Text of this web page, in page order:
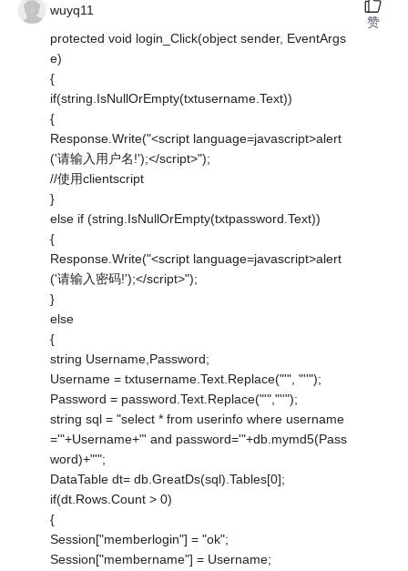
wuyq11
protected void login_Click(object sender, EventArgs
e)
{
if(string.IsNullOrEmpty(txtusername.Text))
{
Response.Write("<script language=javascript>alert
('请输入用户名!');</script>");
//使用clientscript
}
else if (string.IsNullOrEmpty(txtpassword.Text))
{
Response.Write("<script language=javascript>alert
('请输入密码!');</script>");
}
else
{
string Username,Password;
Username = txtusername.Text.Replace("'", "''");
Password = password.Text.Replace("'","''");
string sql = "select * from userinfo where username
='"+Username+"' and password='"+db.mymd5(Pass
word)+"'";
DataTable dt= db.GreatDs(sql).Tables[0];
if(dt.Rows.Count > 0)
{
Session["memberlogin"] = "ok";
Session["membername"] = Username;
赞